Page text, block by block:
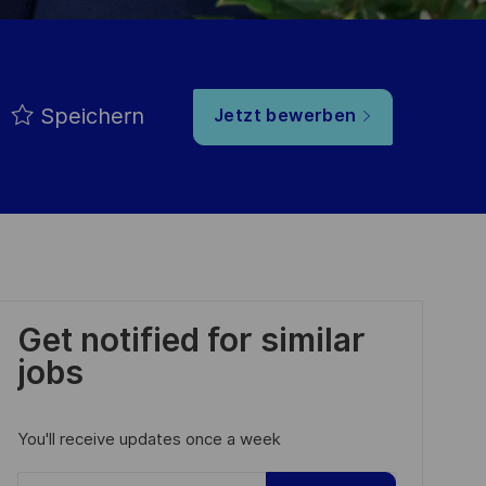
Speichern Jetzt bewerben
Get notified for similar
jobs
You'll receive updates once a week